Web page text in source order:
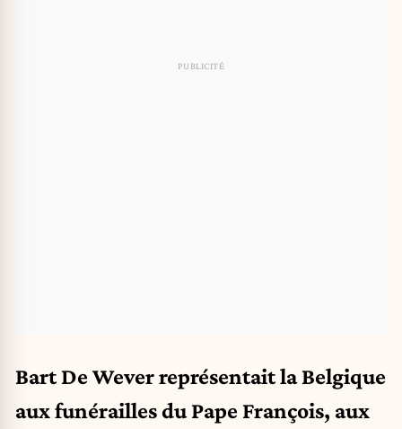
Bart De Wever représentait la Belgique
aux funérailles du Pape François, aux